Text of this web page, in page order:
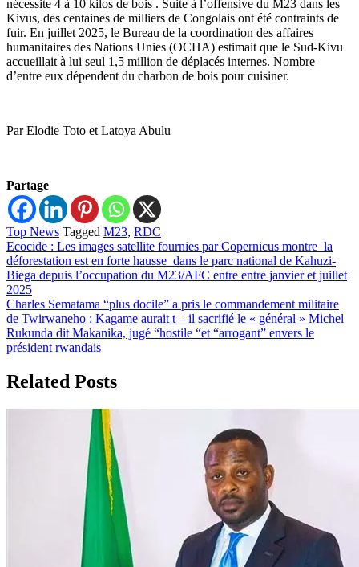
nécessite 4 à 10 kilos de bois . Suite à l’offensive du M23 dans les
Kivus, des centaines de milliers de Congolais ont été contraints de
fuir. En juillet 2025, le Bureau de la coordination des affaires
humanitaires des Nations Unies (OCHA) estimait que le Sud-Kivu
accueillait à lui seul 1,5 million de déplacés internes. Nombre
d’entre eux dépendent du charbon de bois pour cuisiner.
Par Elodie Toto et Latoya Abulu
Partage
Top News Tagged M23, RDC
Navigation
de
l’article
Ecocide : Les images satellite fournies par Copernicus montre la
déforestation est en forte hausse dans le parc national de Kahuzi-
Biega depuis l’occupation du M23/AFC entre entre janvier et juillet
2025
Charles Sematama “plus docile” a pris le commandement militaire
de Twirwaneho : Kagame aurait t – il sacrifié le « général » Michel
Rukunda dit Makanika, jugé “hostile “et “arrogant” envers le
président rwandais
Related Posts